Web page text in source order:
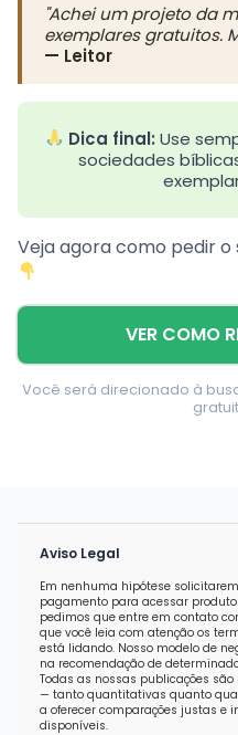
"Achei um projeto da
exemplares gratuitos.
— Leitor
Dica final: Use
sociedades
Veja agora como pedir
VER COMO
Você será direcionado à
Aviso Legal
Em nenhuma hipótese
pagamento para acessar
pedimos que entre em contato
que você leia com atenção os
está lidando. Nosso modelo de
na recomendação de
Todas as nossas publicações
— tanto quantitativas quanto
a oferecer comparações justas e
disponíveis.